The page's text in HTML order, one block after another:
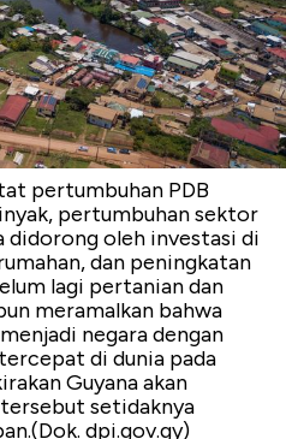
pertumbuhan PDB
pertumbuhan sektor
didorong oleh investasi di
dan peningkatan
lagi pertanian dan
meramalkan bahwa
negara dengan
di dunia pada
Guyana akan
setidaknya
dpi.gov.gy)